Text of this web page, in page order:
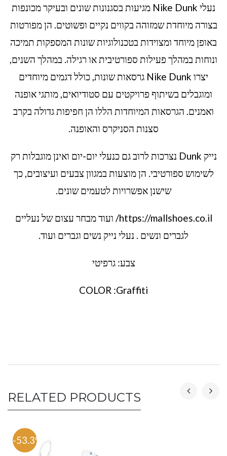
נעלי Nike Dunk מגיעות בסגנונות שונים ובעיקר מכונפות
בצורה מיוחדת שמזוהה בקווים נקיים ופשוטים. הן מפורטות
באופן מיוחד ומצוידות בטכנולוגיות שונות המספקות תמיכה
ונוחות במהלך פעילות ספורטיבית או רגילה. במהלך השנים,
יצרו Nike Dunk גרסאות שונות, כולל דגמים מיוחדים
ומוגבלים בשיתוף פרויקטים עם סטודיואים, מותגי אופנה
ואמנים. הגרסאות המיוחדות הללו הן חפיפות גדולה בקרב
סצנות הסניקרס והאופנה.
נייק Dunk נצרכות לרוב גם כנעלי יום-יום ואינן מוגבלות רק
לשימוש ספורטיבי. הן מוצעות במגוון צבעים ועיצובים, כך
שישנן אפשרויות לטעמים שונים.
https://mallshoes.co.il/ ועוד מבחר עצום של נעליים
לגברים ונשים . נעלי נייק נשים וגברים ועוד.
צבע: גרפיטי
COLOR :Graffiti
RELATED PRODUCTS
-53.3%